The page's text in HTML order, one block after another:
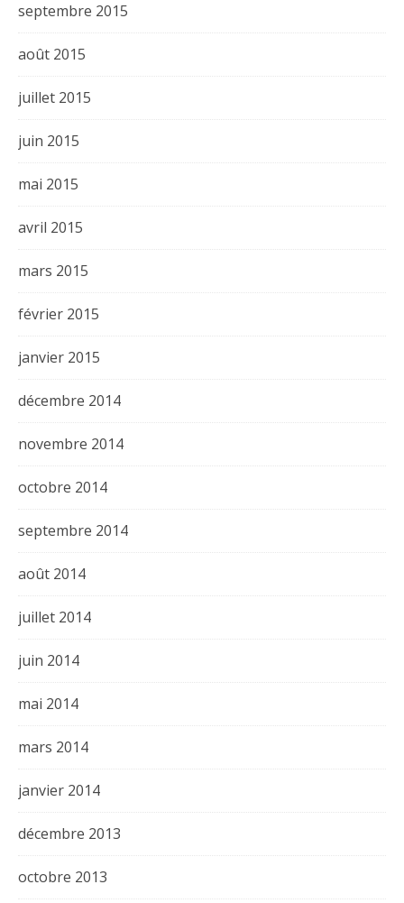
septembre 2015
août 2015
juillet 2015
juin 2015
mai 2015
avril 2015
mars 2015
février 2015
janvier 2015
décembre 2014
novembre 2014
octobre 2014
septembre 2014
août 2014
juillet 2014
juin 2014
mai 2014
mars 2014
janvier 2014
décembre 2013
octobre 2013